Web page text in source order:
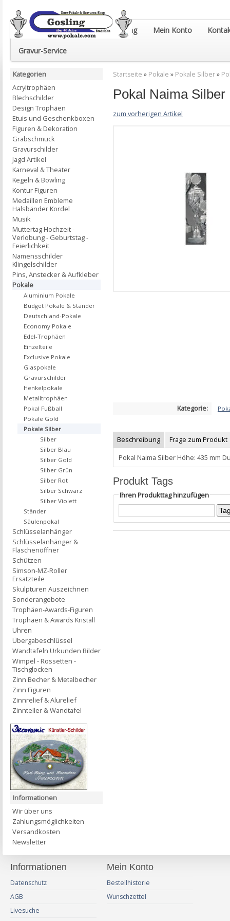
Euro-Pokale & Gravur-Shop Gosling Mein Konto
Gravur-Service
Startseite » Pokale » Pokale Silber»
Pokal Naima
zum vorherigen Artikel
Kategorie:
Beschreibung
Frage zum Produkt
Pokal Naima Silber Höhe: 435 mm
Produkt Tags
Ihren Produkttag hinzufügen
Kategorien
Acryltrophäen
Blechschilder
Design Trophäen
Etuis und Geschenkboxen
Figuren & Dekoration
Grabschmuck
Gravurschilder
Jagd Artikel
Karneval & Theater
Kegeln & Bowling
Kontur Figuren
Medaillen Embleme
Halsbänder Kordel
Musik
Muttertag Hochzeit -
Verlobung - Geburtstag -
Feierlichkeit
Namensschilder
Klingelschilder
Pins, Anstecker & Aufkleber
Pokale
Aluminium Pokale
Budget Pokale & Ständer
Deutschland-Pokale
Economy Pokale
Edel-Trophäen
Einzelteile
Exclusive Pokale
Glaspokale
Gravurschilder
Henkelpokale
Metalltrophäen
Pokal Fußball
Pokale Gold
Pokale Silber
Silber
Silber Blau
Silber Gold
Silber Grün
Silber Rot
Silber Schwarz
Silber Violett
Ständer
Säulenpokal
Schlüsselanhänger
Schlüsselanhänger &
Flaschenöffner
Schützen
Simson-MZ-Roller
Ersatzteile
Skulpturen Auszeichnen
Sonderangebote
Trophäen-Awards-Figuren
Trophäen & Awards Kristall
Uhren
Übergabeschlüssel
Wandtafeln Urkunden Bilder
Wimpel - Rossetten -
Tischglocken
Zinn Becher & Metalbecher
Zinn Figuren
Zinnrelief & Alurelief
Zinnteller & Wandtafel
Informationen
Wir über uns
Zahlungsmöglichkeiten
Versandkosten
Newsletter
Informationen
Datenschutz
AGB
Livesuche
Mein Konto
Bestellhistorie
Wunschzettel